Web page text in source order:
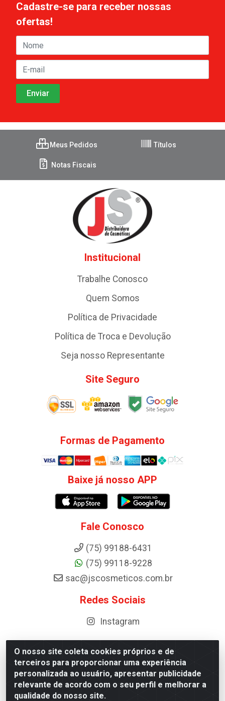
O nosso site coleta cookies próprios e de
terceiros para proporcionar uma experiência
personalizada ao usuário, apresentar publicidade
relevante de acordo com o seu perfil e melhorar a
qualidade do nosso site.
Cadastre-se para receber nossas
ofertas!
Meus Pedidos Títulos
Notas Fiscais
Institucional
Trabalhe Conosco
Quem Somos
Política de Privacidade
Política de Troca e Devolução
Seja nosso Representante
Site Seguro
Formas de Pagamento
Baixe já nosso APP
Fale Conosco
(75) 99188-6431
(75) 99118-9228
sac@jscosmeticos.com.br
Redes Sociais
Instagram
Distribuidora de Cosméticos Antoneto LTDA - BA-052,
km 87 - Industrial, Ipirá - BA, 44600-000 - CNPJ
10.984.107/0001-75